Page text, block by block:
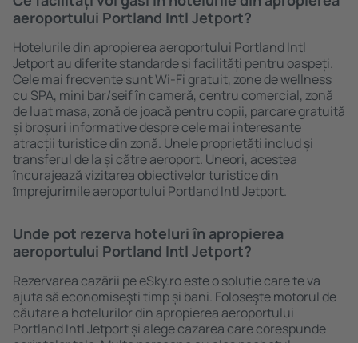
aeroportului Portland Intl Jetport?
Hotelurile din apropierea aeroportului Portland Intl
Jetport au diferite standarde și facilități pentru oaspeți.
Cele mai frecvente sunt Wi-Fi gratuit, zone de wellness
cu SPA, mini bar/seif în cameră, centru comercial, zonă
de luat masa, zonă de joacă pentru copii, parcare gratuită
și broșuri informative despre cele mai interesante
atracții turistice din zonă. Unele proprietăți includ și
transferul de la și către aeroport. Uneori, acestea
încurajează vizitarea obiectivelor turistice din
ȋmprejurimile aeroportului Portland Intl Jetport.
Unde pot rezerva hoteluri în apropierea
aeroportului Portland Intl Jetport?
Rezervarea cazării pe eSky.ro este o soluție care te va
ajuta să economiseşti timp și bani. Foloseşte motorul de
căutare a hotelurilor din apropierea aeroportului
Portland Intl Jetport și alege cazarea care corespunde